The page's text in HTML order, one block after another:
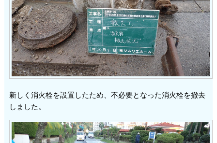
新しく消火栓を設置したため、不必要となった消火栓を撤去
しました。